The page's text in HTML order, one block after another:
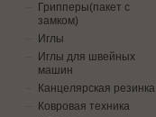
Грипперы(пакет с
замком)
Иглы
Иглы для швейных
машин
Канцелярская резинка
Ковровая техника